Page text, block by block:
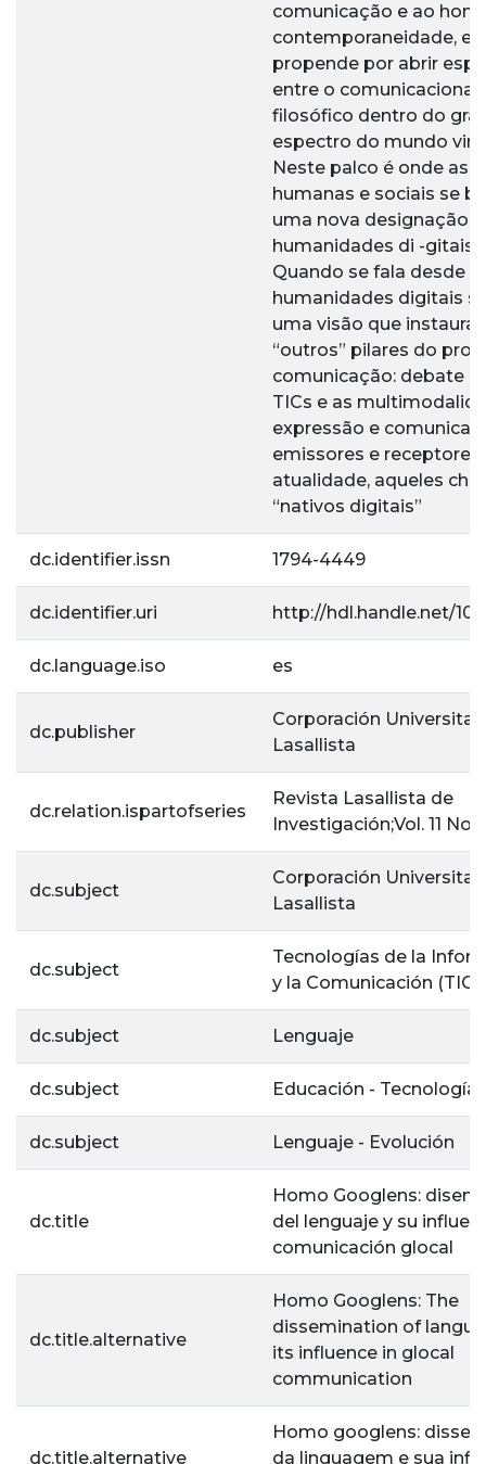
comunicação e ao
contemporaneidade, e
propende por abrir
entre o comunicacional
filosófico dentro do
espectro do mundo
Neste palco é onde as
humanas e sociais se
uma nova designação:
humanidades di -gitais.
Quando se fala desde
humanidades digitais
uma visão que instaura
“outros” pilares do
comunicação: debate
TICs e as
expressão e
emissores e receptores
atualidade, aqueles
“nativos digitais”
dc.identifier.issn 1794-4449
dc.identifier.uri http://hdl.handle.net/
dc.language.iso es
dc.publisher
Corporación
Lasallista
dc.relation.ispartofseries
Revista Lasallista de
Investigación;Vol. 11 No.
dc.subject
Corporación
Lasallista
dc.subject
Tecnologías de la
y la Comunicación (TIC)
dc.subject Lenguaje
dc.subject Educación - Tecnología
dc.subject Lenguaje - Evolución
dc.title
Homo Googlens:
del lenguaje y su
comunicación glocal
dc.title.alternative
Homo Googlens: The
dissemination of
its influence in glocal
communication
dc.title.alternative
Homo googlens:
da linguagem e sua